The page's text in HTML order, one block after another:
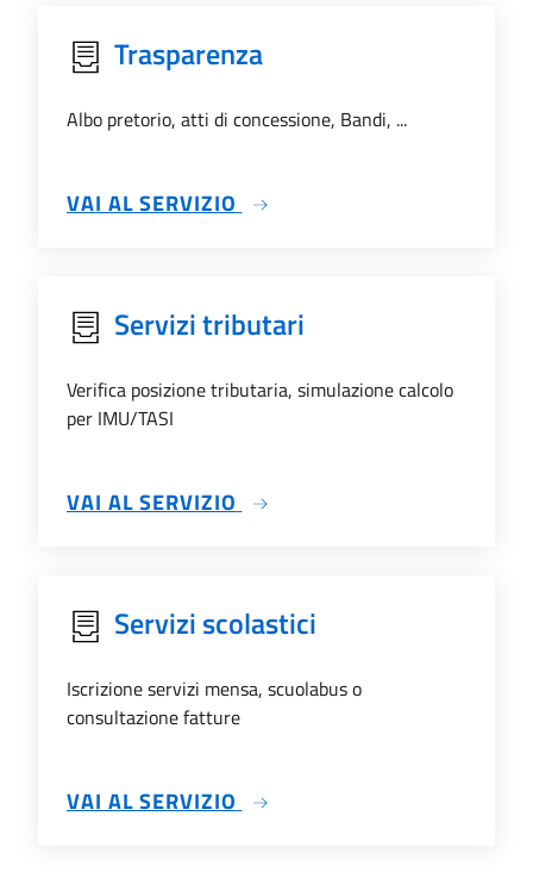
Trasparenza
Albo pretorio, atti di concessione, Bandi, ...
VAI AL SERVIZIO SU TRASPARENZA
Servizi tributari
Verifica posizione tributaria, simulazione calcolo
per IMU/TASI
VAI AL SERVIZIO SU SERVIZI TRIBUTARI
Servizi scolastici
Iscrizione servizi mensa, scuolabus o
consultazione fatture
VAI AL SERVIZIO SU SERVIZI SCOLASTICI